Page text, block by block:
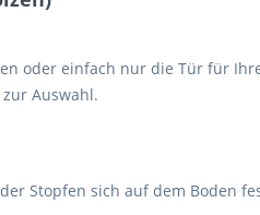
oder einfach nur die Tür für
Auswahl.
Stopfen sich auf dem Boden